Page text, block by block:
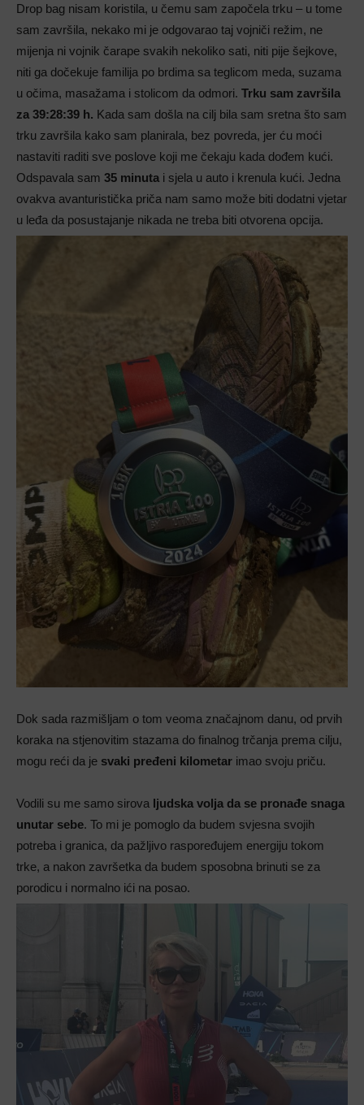
Drop bag nisam koristila, u čemu sam započela trku – u tome
sam završila, nekako mi je odgovarao taj vojniči režim, ne
mijenja ni vojnik čarape svakih nekoliko sati, niti pije šejkove,
niti ga dočekuje familija po brdima sa teglicom meda, suzama
u očima, masažama i stolicom da odmori. Trku sam završila
za 39:28:39 h. Kada sam došla na cilj bila sam sretna što sam
trku završila kako sam planirala, bez povreda, jer ću moći
nastaviti raditi sve poslove koji me čekaju kada dođem kući.
Odspavala sam 35 minuta i sjela u auto i krenula kući. Jedna
ovakva avanturistička priča nam samo može biti dodatni vjetar
u leđa da posustajanje nikada ne treba biti otvorena opcija.
Dok sada razmišljam o tom veoma značajnom danu, od prvih
koraka na stjenovitim stazama do finalnog trčanja prema cilju,
mogu reći da je svaki pređeni kilometar imao svoju priču.
Vodili su me samo sirova ljudska volja da se pronađe snaga
unutar sebe. To mi je pomoglo da budem svjesna svojih
potreba i granica, da pažljivo raspoređujem energiju tokom
trke, a nakon završetka da budem sposobna brinuti se za
porodicu i normalno ići na posao.